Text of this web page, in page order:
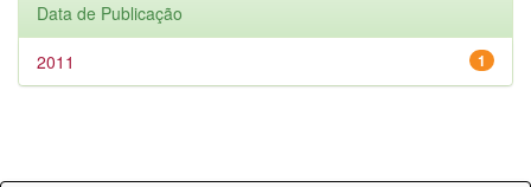
Data de Publicação
1
2011